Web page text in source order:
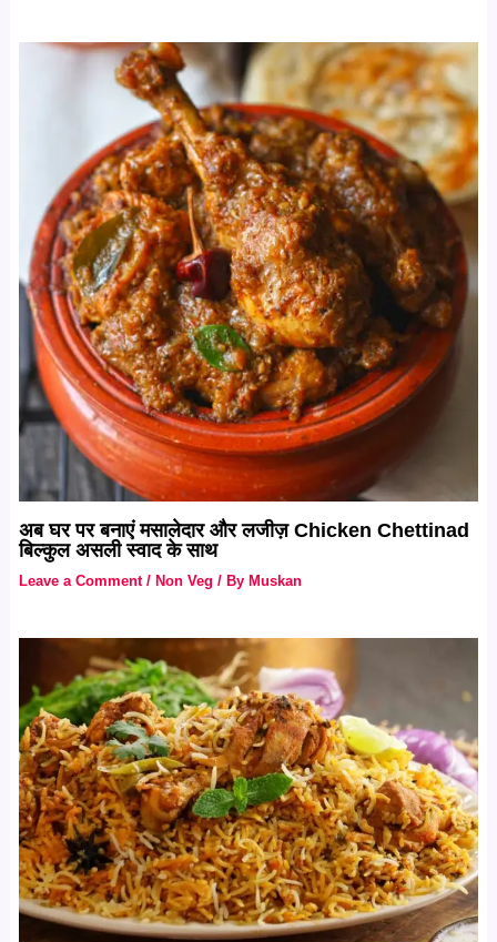
अब घर पर बनाएं मसालेदार और लजीज़ Chicken Chettinad
बिल्कुल असली स्वाद के साथ
Leave a Comment / Non Veg / By Muskan